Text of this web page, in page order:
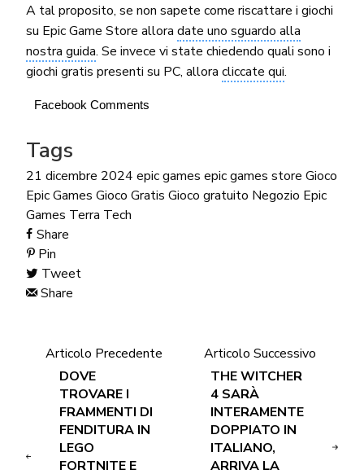
A tal proposito, se non sapete come riscattare i giochi
su Epic Game Store alloradate uno sguardo alla
nostra guida. Se invece vi state chiedendo quali sono i
giochi gratis presenti su PC, alloracliccate qui.
Facebook Comments
Tags
21 dicembre 2024 epic games epic games store Gioco
Epic Games Gioco Gratis Gioco gratuito Negozio Epic
Games Terra Tech
Share
Pin
Tweet
Share
Articolo Precedente
DOVE
TROVARE I
FRAMMENTI DI
FENDITURA IN
LEGO
FORTNITE E
Articolo Successivo
THE WITCHER
4 SARÀ
INTERAMENTE
DOPPIATO IN
ITALIANO,
ARRIVA LA